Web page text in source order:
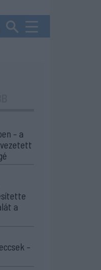
– a
a
–